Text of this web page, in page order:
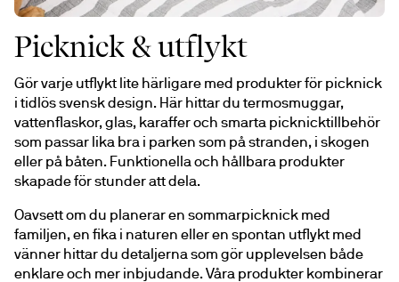
Picknick & utflykt
Gör varje utflykt lite härligare med produkter för picknick
i tidlös svensk design. Här hittar du termosmuggar,
vattenflaskor, glas, karaffer och smarta picknicktillbehör
som passar lika bra i parken som på stranden, i skogen
eller på båten. Funktionella och hållbara produkter
skapade för stunder att dela.
Oavsett om du planerar en sommarpicknick med
familjen, en fika i naturen eller en spontan utflykt med
vänner hittar du detaljerna som gör upplevelsen både
enklare och mer inbjudande. Våra produkter kombinerar